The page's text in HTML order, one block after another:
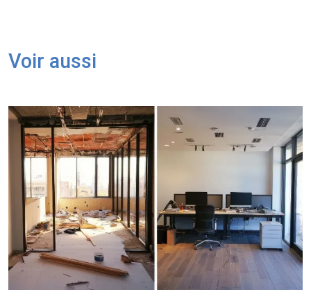
Voir aussi